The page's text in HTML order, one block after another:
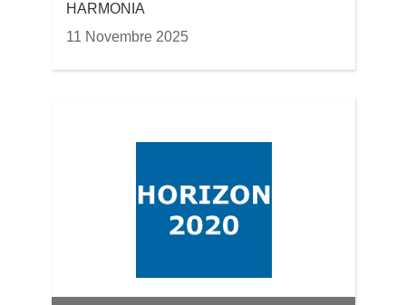
Advanced Modelling Tools
HARMONIA
11 Novembre 2025